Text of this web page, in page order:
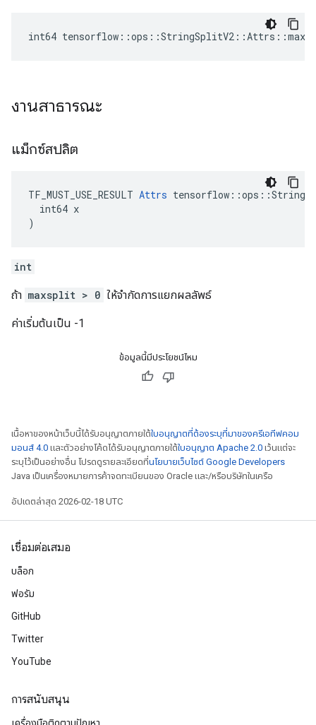
int64
งานสาธารณะ
แม็กซ์สปลิต
TF_MUST_USE_RESULT Attrs
  int64 x
)
int
ถ้า maxsplit > 0 ให้จำกัดการแยกผลลัพธ์
ค่าเริ่มต้นเป็น -1
ข้อมูลนี้มีประโยชน์ไหม
เนื้อหาของหน้าเว็บนี้ได้รับอนุญาตภายใต้ใบอนุญาตที่ต้องระบุที่มาของครีเอทีฟคอม
มอนส์ 4.0 และตัวอย่างโค้ดได้รับอนุญาตภายใต้ใบอนุญาต Apache 2.0 เว้นแต่จะ
ระบุไว้เป็นอย่างอื่น โปรดดูรายละเอียดที่นโยบายเว็บไซต์ Google Developers
Java เป็นเครื่องหมายการค้าจดทะเบียนของ Oracle และ/หรือบริษัทในเครือ
อัปเดตล่าสุด 2026-02-18 UTC
เชื่อมต่อเสมอ
บล็อก
ฟอรัม
GitHub
Twitter
YouTube
การสนับสนุน